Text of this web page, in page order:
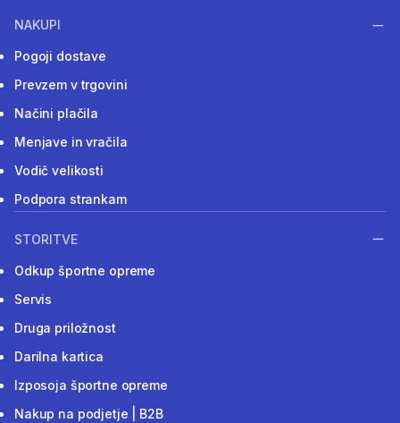
NAKUPI
Pogoji dostave
Prevzem v trgovini
Načini plačila
Menjave in vračila
Vodič velikosti
Podpora strankam
STORITVE
Odkup športne opreme
Servis
Druga priložnost
Darilna kartica
Izposoja športne opreme
Nakup na podjetje | B2B